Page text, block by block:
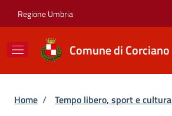
Regione Umbria
Comune di Corciano
Briciole di pane
Home / Tempo libero, sport e cultura